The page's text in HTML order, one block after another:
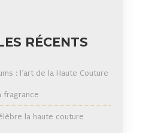
RÉCENTS
: l’art de la Haute Couture
fragrance
la haute couture